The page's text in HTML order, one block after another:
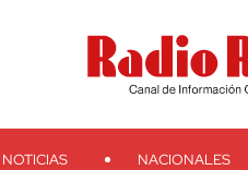
TelegramTeveo Ivoox RSS
NOTICIAS NACIONALES